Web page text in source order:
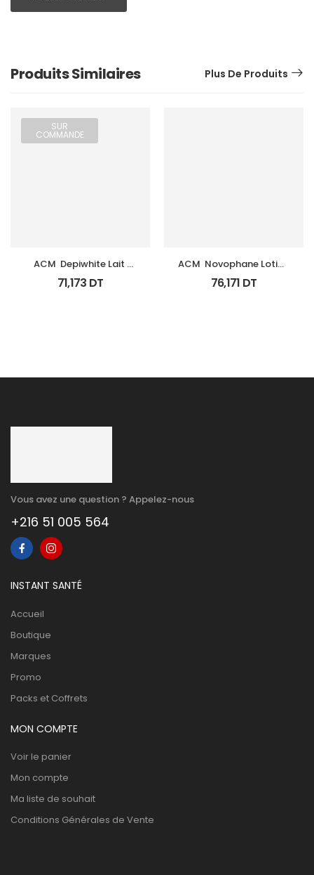
Produits Similaires Plus De Produits
SUR
COMMANDE
ACM  Depiwhite Lait
Corporel Eclaircissant
200Ml
71,173 DT
ACM  Novophane Lotion
100Ml
76,171 DT
Vous avez une question ? Appelez-nous
+216 51 005 564
INSTANT SANTÉ
Accueil
Boutique
Marques
Promo
Packs et Coffrets
MON COMPTE
Voir le panier
Mon compte
Ma liste de souhait
Conditions Générales de Vente